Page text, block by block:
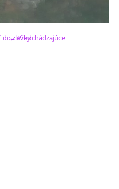
← Predchádzajúce
do zložky